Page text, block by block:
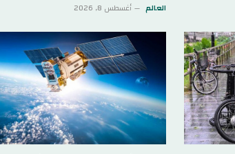
أغسطس 8, 2026